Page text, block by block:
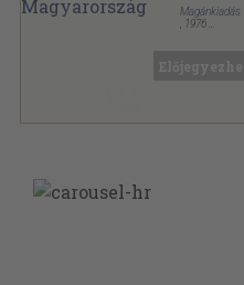
Magánkiadás
1976